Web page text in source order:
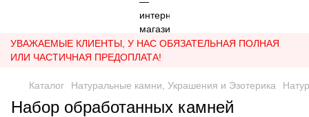
УВАЖАЕМЫЕ КЛИЕНТЫ, У НАС ОБЯЗАТЕЛЬНАЯ ПОЛНАЯ
ИЛИ ЧАСТИЧНАЯ ПРЕДОПЛАТА!
Каталог Натуральные камни, Украшения и Эзотерика
Набор обработанных камней